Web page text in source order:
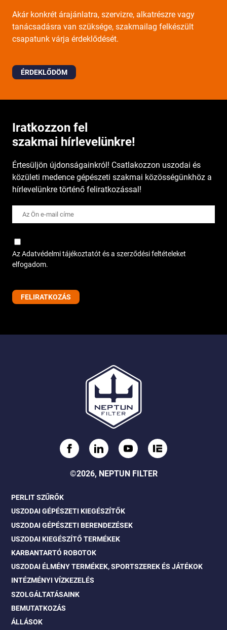
Akár konkrét árajánlatra, szervizre, alkatrészre vagy
tanácsadásra van szüksége, szakmailag felkészült
csapatunk várja érdeklődését.
ÉRDEKLŐDÖM
Iratkozzon fel
szakmai hírlevelünkre!
Értesüljön újdonságainkról! Csatlakozzon uszodai és
közületi medence gépészeti szakmai közösségünkhöz a
hírlevelünkre történő feliratkozással!
Az Adatvédelmi tájékoztatót és a szerződési feltételeket
elfogadom.
©2026, NEPTUN FILTER
PERLIT SZŰRŐK
USZODAI GÉPÉSZETI KIEGÉSZÍTŐK
USZODAI GÉPÉSZETI BERENDEZÉSEK
USZODAI KIEGÉSZÍTŐ TERMÉKEK
KARBANTARTÓ ROBOTOK
USZODAI ÉLMÉNY TERMÉKEK, SPORTSZEREK ÉS JÁTÉKOK
INTÉZMÉNYI VÍZKEZELÉS
SZOLGÁLTATÁSAINK
BEMUTATKOZÁS
ÁLLÁSOK